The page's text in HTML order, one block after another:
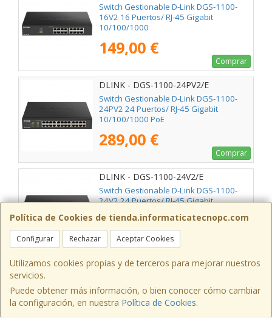
Switch Gestionable D-Link DGS-1100-
16V2 16 Puertos/ RJ-45 Gigabit
10/100/1000
149,00 €
Comprar
DLINK - DGS-1100-24PV2/E
Switch Gestionable D-Link DGS-1100-
24PV2 24 Puertos/ RJ-45 Gigabit
10/100/1000 PoE
289,00 €
Comprar
DLINK - DGS-1100-24V2/E
Switch Gestionable D-Link DGS-1100-
24V2 24 Puertos/ RJ-45 Gigabit
169,00 €
DLINK - DGS-1210-10MP/E
10MP 10 Puertos/ RJ-45 10/100/1000/
PoE/ SFP
Política de Cookies de tienda.informaticatecnopc.com
Configurar Rechazar Aceptar Cookies
Utilizamos cookies propias y de terceros para mejorar nuestros
servicios.
Puede obtener más información, o bien conocer cómo cambiar
la configuración, en nuestra Política de Cookies.